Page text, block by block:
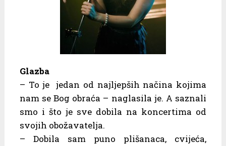
Glazba
– To je jedan od najljepših načina kojima
nam se Bog obraća – naglasila je. A saznali
smo i što je sve dobila na koncertima od
svojih obožavatelja.
– Dobila sam puno plišanaca, cvijeća,